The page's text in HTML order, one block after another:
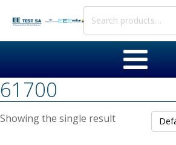
Search
61700
Showing the single result